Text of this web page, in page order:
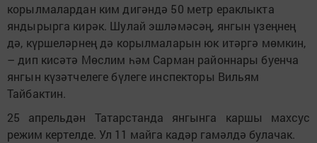
корылмалардан ким дигәндә 50 метр ераклыкта
яндырырга кирәк. Шулай эшләмәсәң, янгын үзеңнең
дә, күршеләрнең дә корылмаларын юк итәргә мөмкин,
– дип кисәтә Мөслим һәм Сарман районнары буенча
янгын күзәтчелеге бүлеге инспекторы Вильям
Тайбактин.
25 апрельдән Татарстанда янгынга каршы махсус
режим кертелде. Ул 11 майга кадәр гамәлдә булачак.